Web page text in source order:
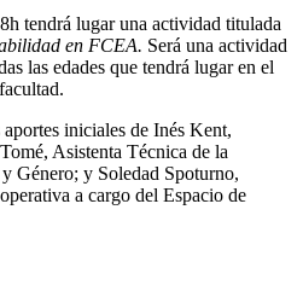
tendrá lugar una actividad titulada
en FCEA. Será una actividad
las edades que tendrá lugar en el
iniciales de Inés Kent,
Asistenta Técnica de la
Género; y Soledad Spoturno,
a cargo del Espacio de